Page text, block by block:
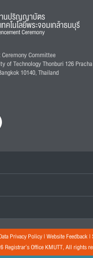
นปริญญาบัตร
คโนโลยีพระจอมเกล้าธนบุรี
Ceremony
Committee
of Technology Thonburi 126
10140, Thailand
Privacy Policy| Website Feedback|
Office KMUTT, All rights